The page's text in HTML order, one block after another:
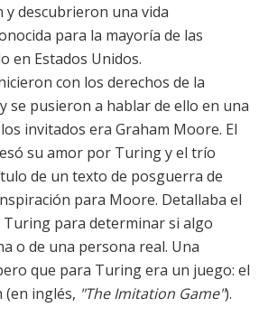
descubrieron una vida
para la mayoría de las
en Estados Unidos.
con los derechos de la
se pusieron a hablar de ello en una
invitados era Graham Moore. El
su amor por Turing y el trío
de un texto de posguerra de
para Moore. Detallaba el
para determinar si algo
o de una persona real. Una
que para Turing era un juego: el
(en inglés, "The Imitation Game").